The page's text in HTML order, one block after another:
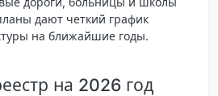
дают четкий график
на ближайшие годы.
на 2026 год